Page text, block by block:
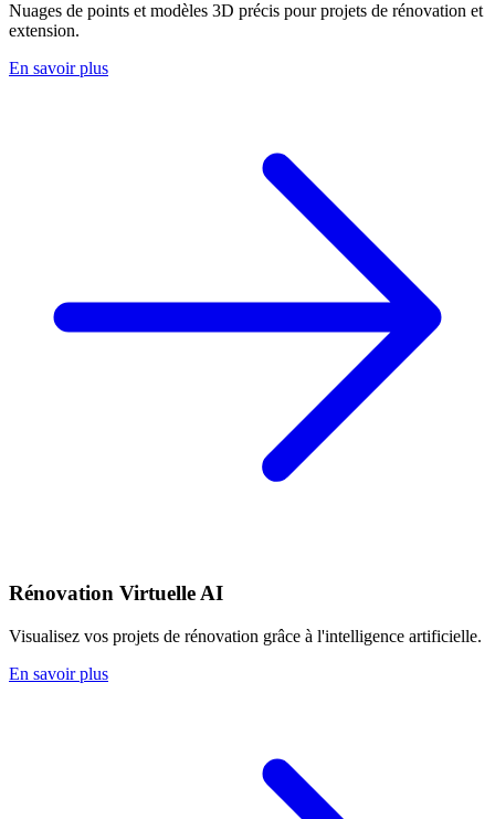
Nuages de points et modèles 3D précis pour projets de rénovation et
extension.
En savoir plus
Rénovation Virtuelle AI
Visualisez vos projets de rénovation grâce à l'intelligence artificielle.
En savoir plus